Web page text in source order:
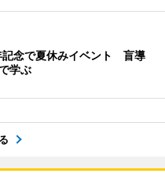
念で夏休みイベント 盲導
学ぶ